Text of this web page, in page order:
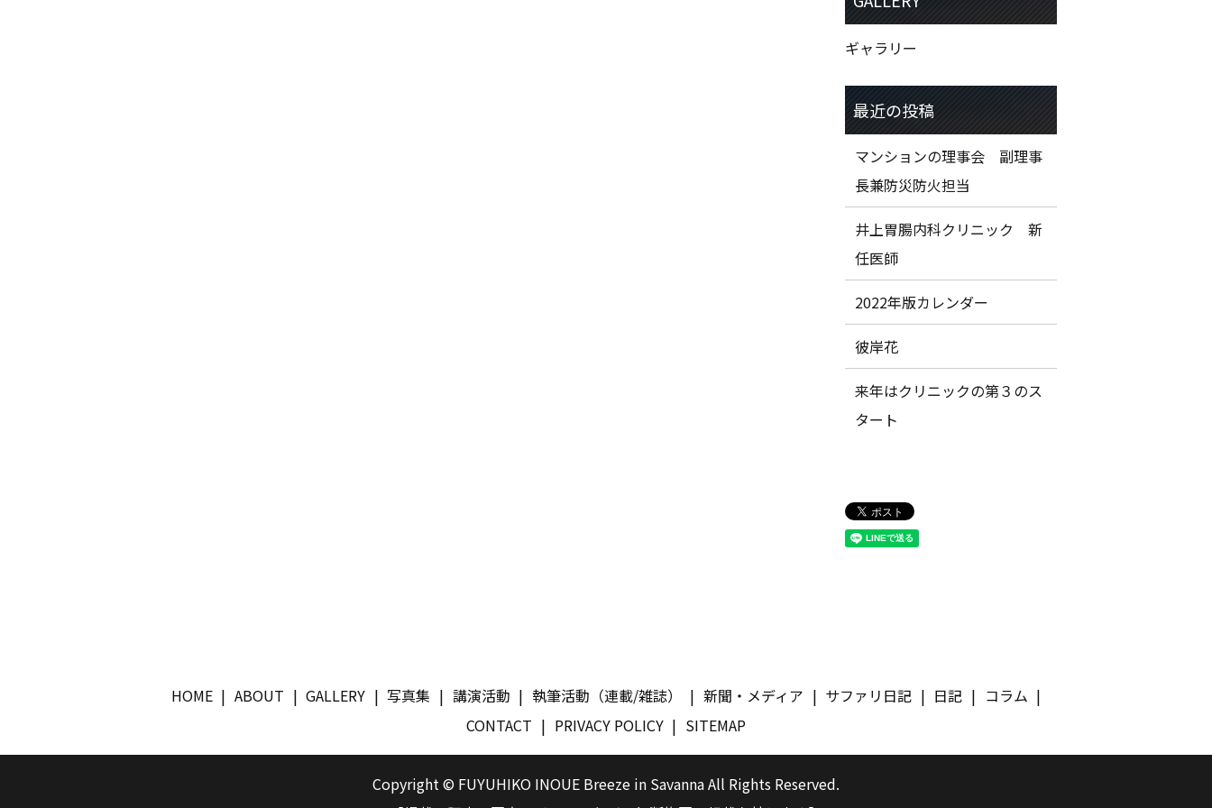
ギャラリー
マンションの理事会 副理事
長兼防災防火担当
井上胃腸内科クリニック 新
任医師
2022年版カレンダー
彼岸花
来年はクリニックの第３のス
タート
HOME ABOUT GALLERY 写真集 講演活動 執筆活動（連載/雑誌） 新聞・メディア サファリ日記 日記
コラム
CONTACT
PRIVACY POLICY SITEMAP
Copyright © FUYUHIKO INOUE Breeze in Savanna All Rights Reserved.